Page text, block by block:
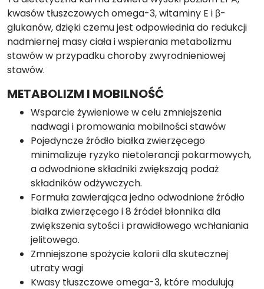
kwasów tłuszczowych omega-3, witaminy E i β-
glukanów, dzięki czemu jest odpowiednia do redukcji
nadmiernej masy ciała i wspierania metabolizmu
stawów w przypadku choroby zwyrodnieniowej
stawów.
METABOLIZM I MOBILNOŚĆ
Wsparcie żywieniowe w celu zmniejszenia
nadwagi i promowania mobilności stawów
Pojedyncze źródło białka zwierzęcego
minimalizuje ryzyko nietolerancji pokarmowych,
a odwodnione składniki zwiększają podaż
składników odżywczych.
Formuła zawierająca jedno odwodnione źródło
białka zwierzęcego i 8 źródeł błonnika dla
zwiększenia sytości i prawidłowego wchłaniania
jelitowego.
Zmniejszone spożycie kalorii dla skutecznej
utraty wagi
Kwasy tłuszczowe omega-3, które modulują